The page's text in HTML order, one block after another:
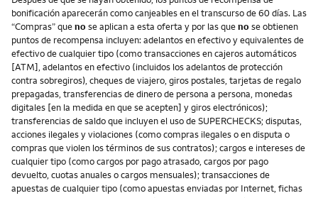
bonificación aparecerán como canjeables en el transcurso de 60 días. Las
“Compras” quenose aplican a esta oferta y por las quenose obtienen
puntos de recompensa incluyen: adelantos en efectivo y equivalentes de
efectivo de cualquier tipo (como transacciones en cajeros automáticos
[ATM], adelantos en efectivo (incluidos los adelantos de protección
contra sobregiros), cheques de viajero, giros postales, tarjetas de regalo
prepagadas, transferencias de dinero de persona a persona, monedas
digitales [en la medida en que se acepten] y giros electrónicos);
transferencias de saldo que incluyen el uso de SUPERCHECKS; disputas,
acciones ilegales y violaciones (como compras ilegales o en disputa o
compras que violen los términos de sus contratos); cargos e intereses de
cualquier tipo (como cargos por pago atrasado, cargos por pago
devuelto, cuotas anuales o cargos mensuales); transacciones de
apuestas de cualquier tipo (como apuestas enviadas por Internet, fichas